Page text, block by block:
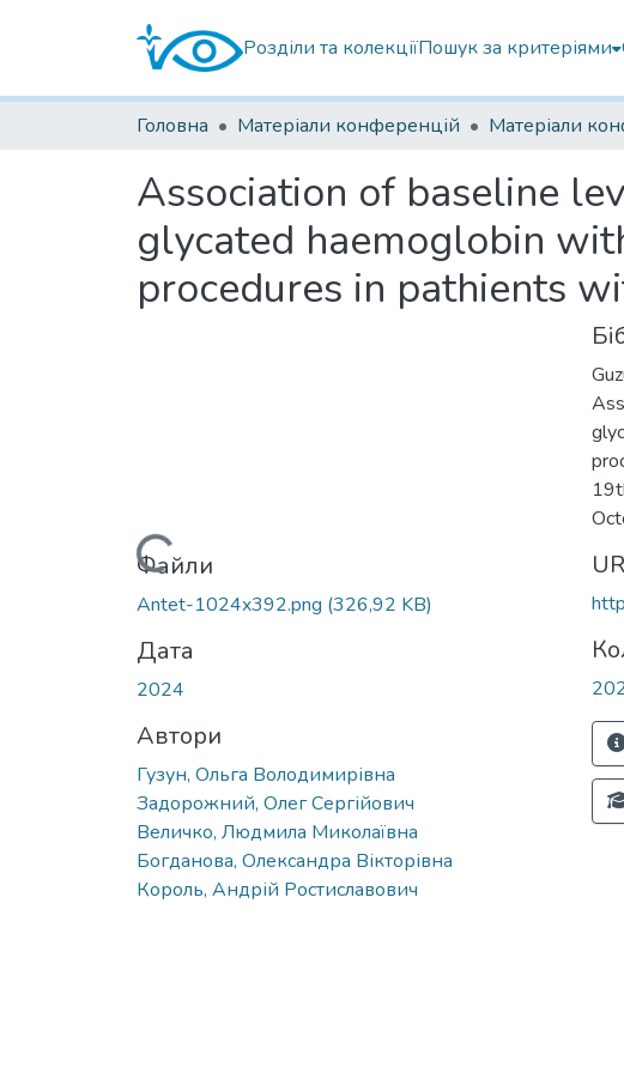
Розділи та колекціїПошук за критеріями
Головна Матеріали конференцій
Association of baseline
glycated haemoglobin
procedures in pathients
Вантажиться...
Файли
Antet-1024x392.png (326,92 KB)
Дата
2024
Автори
Гузун, Ольга Володимирівна
Задорожний, Олег Сергійович
Величко, Людмила Миколаївна
Богданова, Олександра Вікторівна
Король, Андрій Ростиславович